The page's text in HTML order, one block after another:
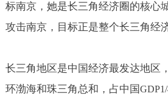
标南京，她是长三角经济圈的核心
攻击南京，目标正是整个长三角经
长三角地区是中国经济最发达地区
环渤海和珠三角总和，占中国